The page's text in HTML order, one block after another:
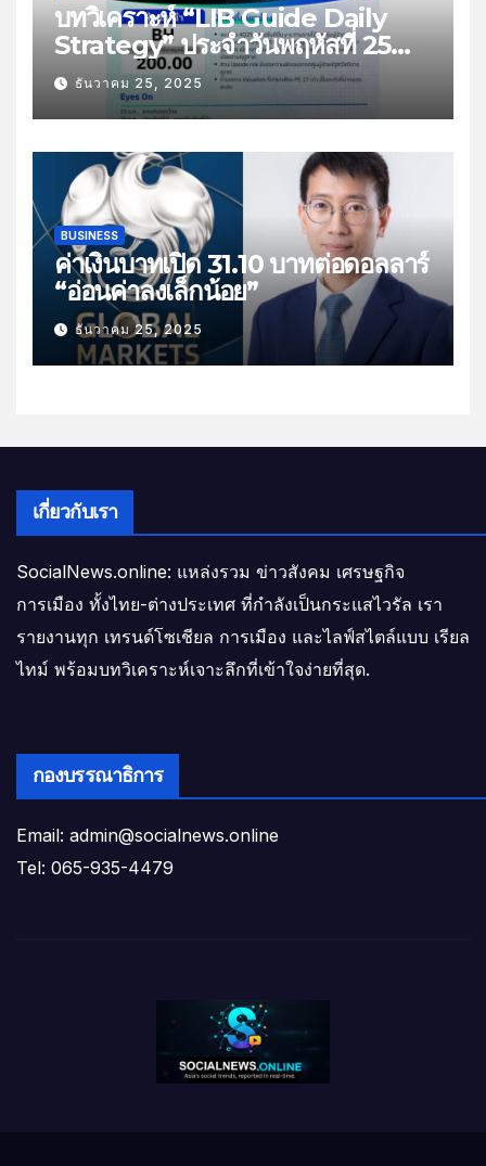
บทวิเคราะห์ “LIB Guide Daily
Strategy” ประจำวันพฤหัสที่ 25
ธันวาคม 2568 หัวข้อ “ติดตามยอด
ส่งออกไทย”
ธันวาคม 25, 2025
BUSINESS
ค่าเงินบาทเปิด 31.10 บาทต่อดอลลาร์
“อ่อนค่าลงเล็กน้อย”
ธันวาคม 25, 2025
เกี่ยวกับเรา
SocialNews.online: แหล่งรวม ข่าวสังคม เศรษฐกิจ
การเมือง ทั้งไทย-ต่างประเทศ ที่กำลังเป็นกระแสไวรัล เรา
รายงานทุก เทรนด์โซเชียล การเมือง และไลฟ์สไตล์แบบ เรียล
ไทม์ พร้อมบทวิเคราะห์เจาะลึกที่เข้าใจง่ายที่สุด.
กองบรรณาธิการ
Email: admin@socialnews.online
Tel: 065-935-4479